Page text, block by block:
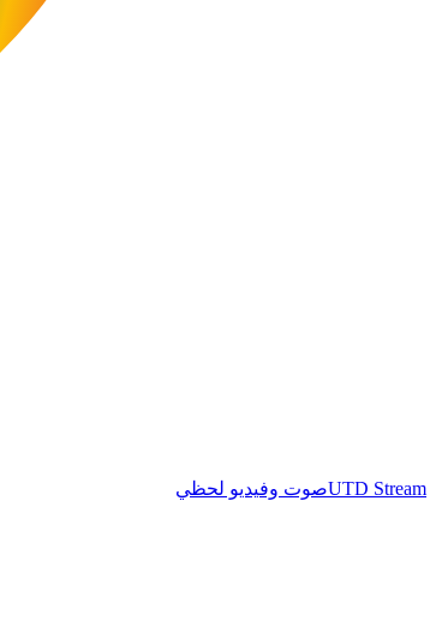
UTD Streamصوت وفيديو لحظي